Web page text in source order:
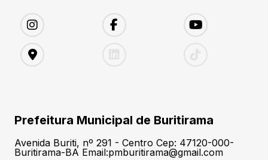
Prefeitura Municipal de Buritirama
Avenida Buriti, nº 291 - Centro Cep: 47120-000-
Buritirama-BA Email:pmburitirama@gmail.com